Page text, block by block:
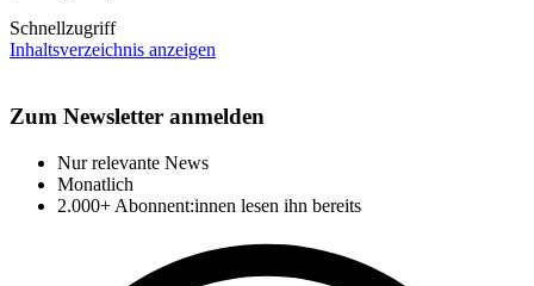
Schnellzugriff
Inhaltsverzeichnis anzeigen
Zum Newsletter anmelden
Nur relevante News
Monatlich
2.000+ Abonnent:innen lesen ihn bereits